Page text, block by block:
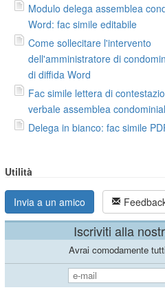
Modulo delega assemblea
Word: fac simile editabile
Come sollecitare l'intervento
dell'amministratore di
di diffida Word
Fac simile lettera di
verbale assemblea
Delega in bianco: fac simile
Utilità
Invia a un amico
Iscriviti alla
Avrai comodamente